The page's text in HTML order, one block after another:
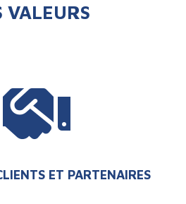
VALEURS
ET PARTENAIRES